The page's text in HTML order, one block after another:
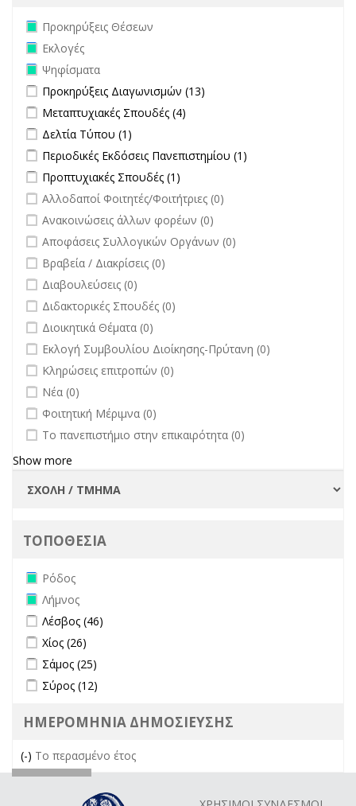
Remove Προκηρύξεις Θέσεων filter
Προκηρύξεις Θέσεων
Remove Εκλογές filter
Εκλογές
Remove Ψηφίσματα filter
Ψηφίσματα
Apply Προκηρύξεις Διαγωνισμών filter
Προκηρύξεις Διαγωνισμών (13)
Apply Μεταπτυχιακές Σπουδές filter
Μεταπτυχιακές Σπουδές (4)
Apply Δελτία Τύπου filter
Δελτία Τύπου (1)
Apply Περιοδικές Εκδόσεις Πανεπιστημίου filter
Περιοδικές Εκδόσεις Πανεπιστημίου (1)
Apply Προπτυχιακές Σπουδές filter
Προπτυχιακές Σπουδές (1)
undefined
Αλλοδαποί Φοιτητές/Φοιτήτριες (0)
undefined
Ανακοινώσεις άλλων φορέων (0)
undefined
Αποφάσεις Συλλογικών Οργάνων (0)
undefined
Βραβεία / Διακρίσεις (0)
undefined
Διαβουλεύσεις (0)
undefined
Διδακτορικές Σπουδές (0)
undefined
Διοικητικά Θέματα (0)
undefined
Εκλογή Συμβουλίου Διοίκησης-Πρύτανη (0)
undefined
Κληρώσεις επιτροπών (0)
undefined
Νέα (0)
undefined
Φοιτητική Μέριμνα (0)
undefined
Το πανεπιστήμιο στην επικαιρότητα (0)
Show more
ΤΟΠΟΘΕΣΙΑ
Remove Ρόδος filter
Ρόδος
Remove Λήμνος filter
Λήμνος
Apply Λέσβος filter
Λέσβος (46)
Apply Χίος filter
Χίος (26)
Apply Σάμος filter
Σάμος (25)
Apply Σύρος filter
Σύρος (12)
ΗΜΕΡΟΜΗΝΙΑ ΔΗΜΟΣΙΕΥΣΗΣ
(-) Remove Το περασμένο έτος filter
Το περασμένο έτος